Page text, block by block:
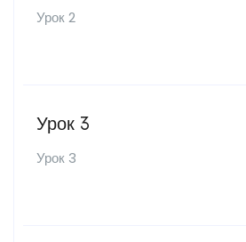
Урок 2
Урок 3
Урок 3